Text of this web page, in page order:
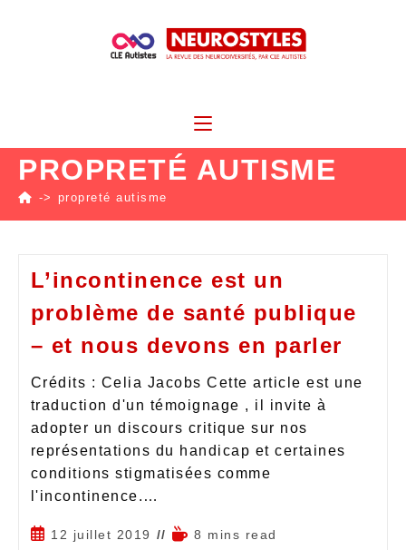
PROPRETÉ AUTISME
-> propreté autisme
L’incontinence est un
problème de santé publique
– et nous devons en parler
Crédits : Celia Jacobs Cette article est une
traduction d'un témoignage , il invite à
adopter un discours critique sur nos
représentations du handicap et certaines
conditions stigmatisées comme
l'incontinence.…
12 juillet 2019 8 mins read